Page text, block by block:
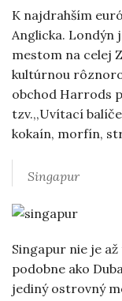
K najdrahším
Anglicka. Londýn
mestom na celej
kultúrnou
obchod Harrods
tzv.,,Uvítací
kokaín, morfín,
Singapur
Singapur nie je
podobne ako
jediný ostrovný